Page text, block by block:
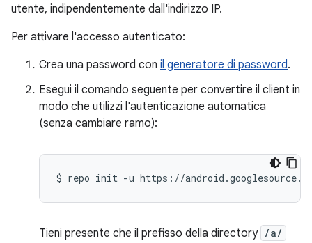
utente, indipendentemente dall'indirizzo IP.
Per attivare l'accesso autenticato:
Crea una password con il generatore di password.
Esegui il comando seguente per convertire il client in
modo che utilizzi l'autenticazione automatica
(senza cambiare ramo):
$ repo init -u
Tieni presente che il prefisso della directory /a/